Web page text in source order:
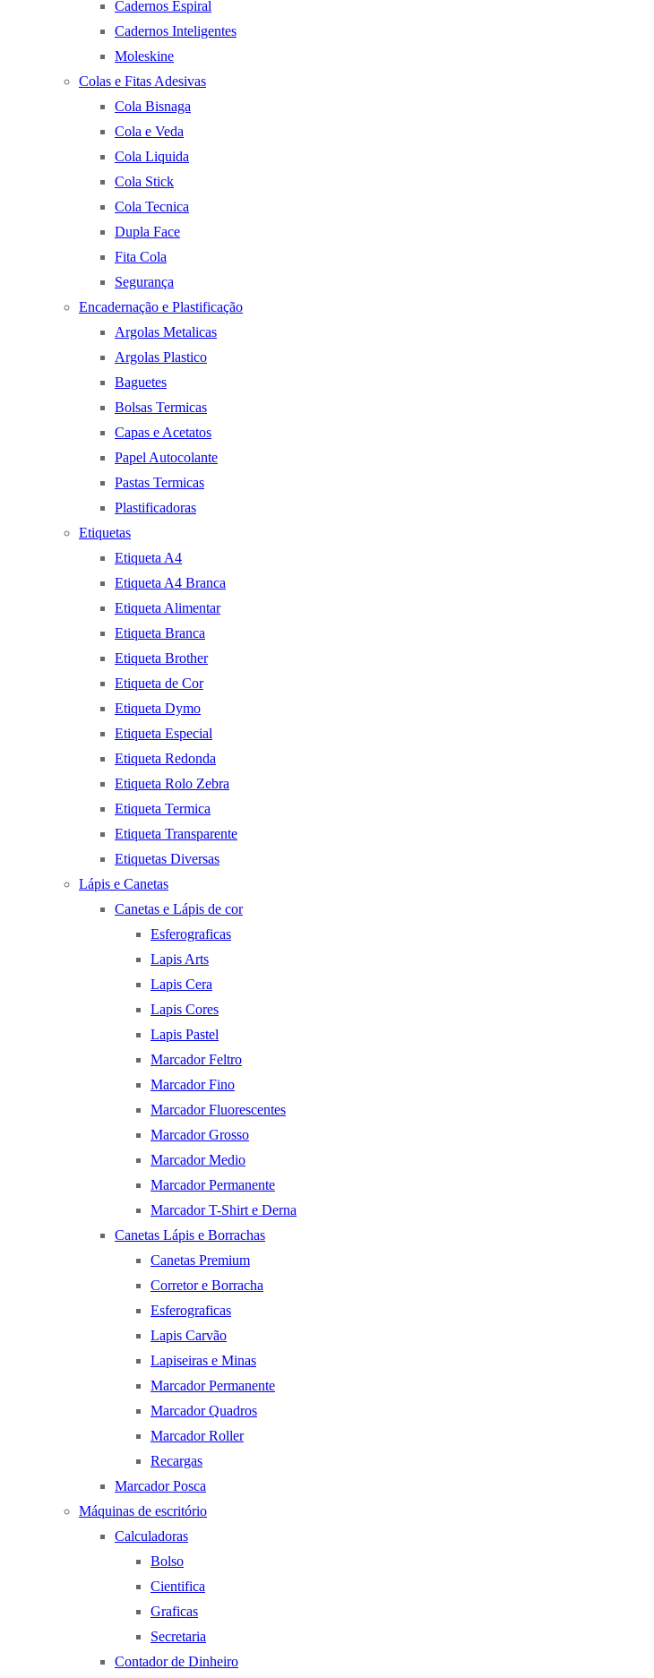
Cadernos Espiral
Cadernos Inteligentes
Moleskine
Colas e Fitas Adesivas
Cola Bisnaga
Cola e Veda
Cola Liquida
Cola Stick
Cola Tecnica
Dupla Face
Fita Cola
Segurança
Encadernação e Plastificação
Argolas Metalicas
Argolas Plastico
Baguetes
Bolsas Termicas
Capas e Acetatos
Papel Autocolante
Pastas Termicas
Plastificadoras
Etiquetas
Etiqueta A4
Etiqueta A4 Branca
Etiqueta Alimentar
Etiqueta Branca
Etiqueta Brother
Etiqueta de Cor
Etiqueta Dymo
Etiqueta Especial
Etiqueta Redonda
Etiqueta Rolo Zebra
Etiqueta Termica
Etiqueta Transparente
Etiquetas Diversas
Lápis e Canetas
Canetas e Lápis de cor
Esferograficas
Lapis Arts
Lapis Cera
Lapis Cores
Lapis Pastel
Marcador Feltro
Marcador Fino
Marcador Fluorescentes
Marcador Grosso
Marcador Medio
Marcador Permanente
Marcador T-Shirt e Derna
Canetas Lápis e Borrachas
Canetas Premium
Corretor e Borracha
Esferograficas
Lapis Carvão
Lapiseiras e Minas
Marcador Permanente
Marcador Quadros
Marcador Roller
Recargas
Marcador Posca
Máquinas de escritório
Calculadoras
Bolso
Cientifica
Graficas
Secretaria
Contador de Dinheiro